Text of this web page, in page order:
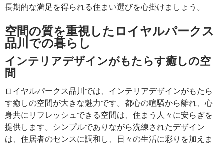
長期的な満足を得られる住まい選びを心掛けましょう。
空間の質を重視したロイヤルパークス
品川での暮らし
インテリアデザインがもたらす癒しの空
間
ロイヤルパークス品川では、インテリアデザインがもたら
す癒しの空間が大きな魅力です。都心の喧騒から離れ、心
身共にリフレッシュできる空間は、住まう人々に安らぎを
提供します。シンプルでありながら洗練されたデザイン
は、住居者のセンスに調和し、日々の生活に彩りを加えま